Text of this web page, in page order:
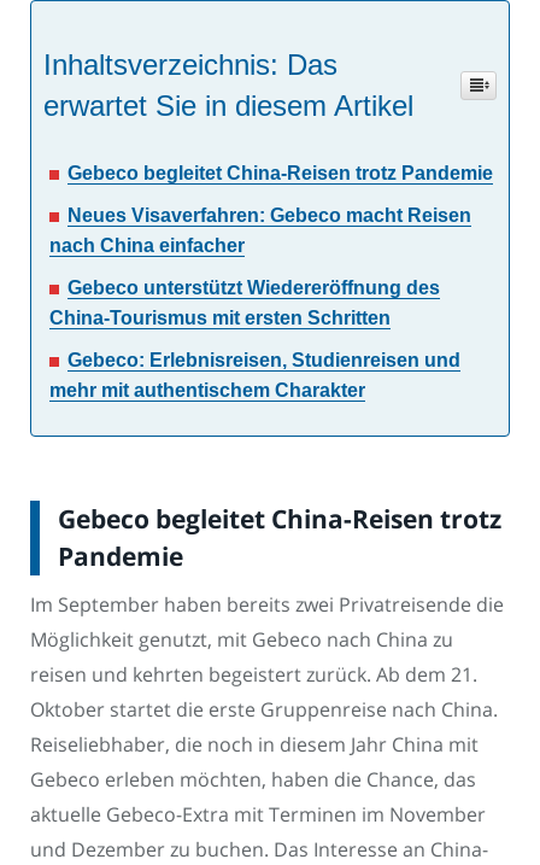
Inhaltsverzeichnis: Das
erwartet Sie in diesem Artikel
Gebeco begleitet China-Reisen trotz Pandemie
Neues Visaverfahren: Gebeco macht Reisen
nach China einfacher
Gebeco unterstützt Wiedereröffnung des
China-Tourismus mit ersten Schritten
Gebeco: Erlebnisreisen, Studienreisen und
mehr mit authentischem Charakter
Gebeco begleitet China-Reisen trotz
Pandemie
Im September haben bereits zwei Privatreisende die
Möglichkeit genutzt, mit Gebeco nach China zu
reisen und kehrten begeistert zurück. Ab dem 21.
Oktober startet die erste Gruppenreise nach China.
Reiseliebhaber, die noch in diesem Jahr China mit
Gebeco erleben möchten, haben die Chance, das
aktuelle Gebeco-Extra mit Terminen im November
und Dezember zu buchen. Das Interesse an China-